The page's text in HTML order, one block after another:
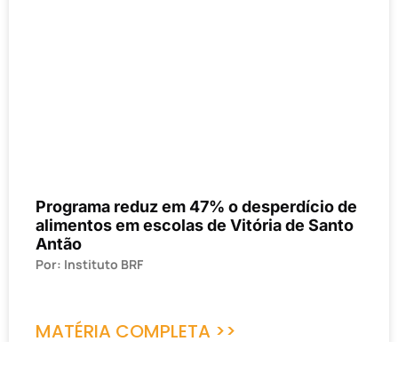
Programa reduz em 47% o desperdício de
alimentos em escolas de Vitória de Santo
Antão
Por: Instituto BRF
MATÉRIA COMPLETA >>